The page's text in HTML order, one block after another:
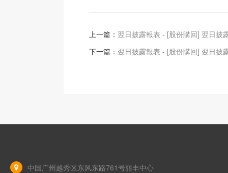
上一篇： 翌日披露報表 - [股份購回] 翌日披
下一篇： 翌日披露報表 - [股份購回] 翌日披
中国广州越秀区东风东路761号丽丰中心